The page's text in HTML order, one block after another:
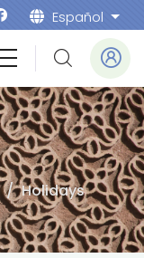
Español
/ Holidays